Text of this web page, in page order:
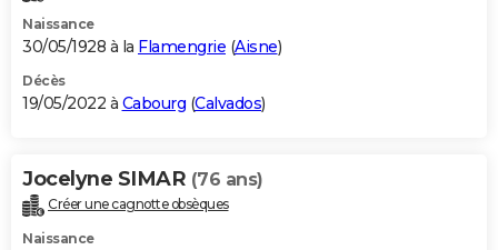
Naissance
30/05/1928 à la Flamengrie (Aisne)
Décès
19/05/2022 à Cabourg (Calvados)
Jocelyne SIMAR (76 ans)
Créer une cagnotte obsèques
Naissance